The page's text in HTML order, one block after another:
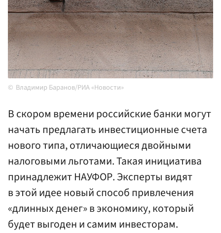
Владимир Баранов/РИА «Новости»
В скором времени российские банки могут
начать предлагать инвестиционные счета
нового типа, отличающиеся двойными
налоговыми льготами. Такая инициатива
принадлежит НАУФОР. Эксперты видят
в этой идее новый способ привлечения
«длинных денег» в экономику, который
будет выгоден и самим инвесторам.